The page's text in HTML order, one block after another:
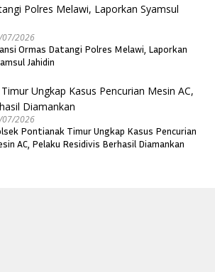
2026
Ormas Datangi Polres Melawi, Laporkan
Jahidin
2026
Pontianak Timur Ungkap Kasus Pencurian
AC, Pelaku Residivis Berhasil Diamankan